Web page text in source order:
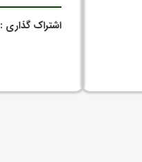
اشتراک گذاری :